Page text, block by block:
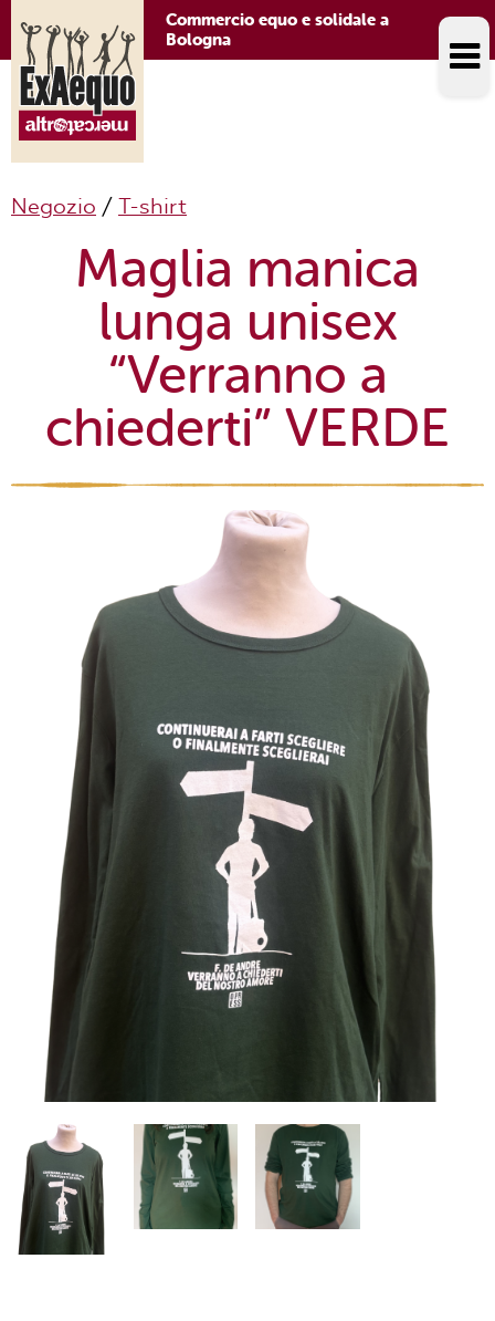
Commercio equo e solidale a
Bologna
Negozio / T-shirt
Maglia manica
lunga unisex
“Verranno a
chiederti” VERDE